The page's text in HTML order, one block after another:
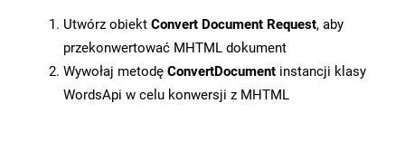
Utwórz obiekt Convert Document Request, aby
przekonwertować MHTML dokument
Wywołaj metodę ConvertDocument instancji klasy
WordsApi w celu konwersji z MHTML